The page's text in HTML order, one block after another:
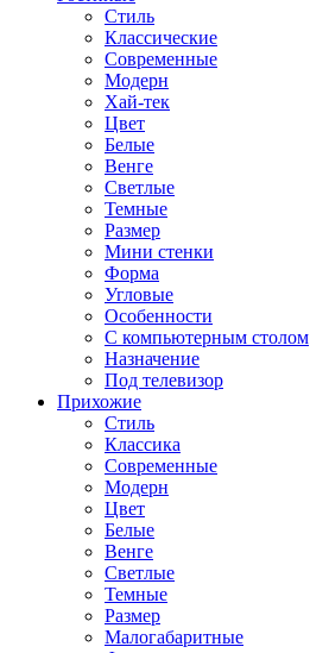
Стиль
Классические
Современные
Модерн
Хай-тек
Цвет
Белые
Венге
Светлые
Темные
Размер
Мини стенки
Форма
Угловые
Особенности
С компьютерным столом
Назначение
Под телевизор
Прихожие
Стиль
Классика
Современные
Модерн
Цвет
Белые
Венге
Светлые
Темные
Размер
Малогабаритные